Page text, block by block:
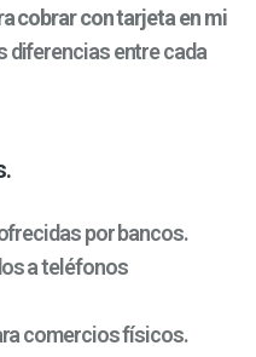
cobrar con tarjeta en mi
diferencias entre cada
por bancos.
a teléfonos
comercios físicos.